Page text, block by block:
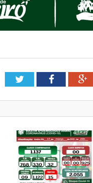
TwitterFacebook